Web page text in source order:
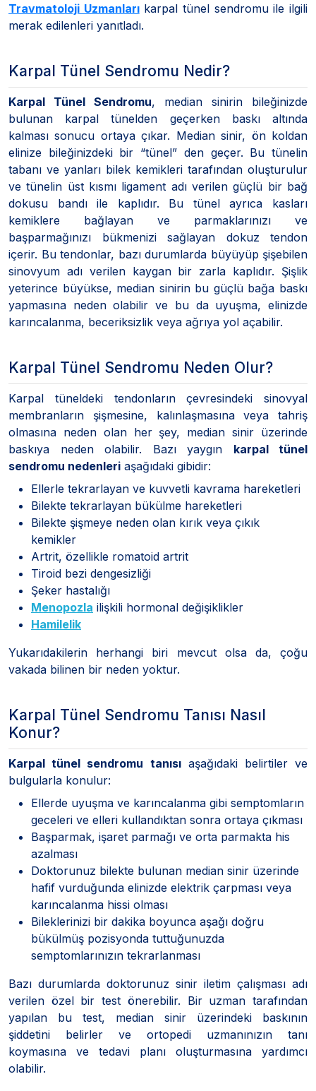
Travmatoloji Uzmanlarıkarpal tünel sendromu ile ilgili
merak edilenleri yanıtladı.
Karpal Tünel Sendromu Nedir?
Karpal Tünel Sendromu, median sinirin bileğinizde
bulunan karpal tünelden geçerken baskı altında
kalması sonucu ortaya çıkar. Median sinir, ön koldan
elinize bileğinizdeki bir “tünel” den geçer. Bu tünelin
tabanı ve yanları bilek kemikleri tarafından oluşturulur
ve tünelin üst kısmı ligament adı verilen güçlü bir bağ
dokusu bandı ile kaplıdır. Bu tünel ayrıca kasları
kemiklere bağlayan ve parmaklarınızı ve
başparmağınızı bükmenizi sağlayan dokuz tendon
içerir. Bu tendonlar, bazı durumlarda büyüyüp şişebilen
sinovyum adı verilen kaygan bir zarla kaplıdır. Şişlik
yeterince büyükse, median sinirin bu güçlü bağa baskı
yapmasına neden olabilir ve bu da uyuşma, elinizde
karıncalanma, beceriksizlik veya ağrıya yol açabilir.
Karpal Tünel Sendromu Neden Olur?
Karpal tüneldeki tendonların çevresindeki sinovyal
membranların şişmesine, kalınlaşmasına veya tahriş
olmasına neden olan her şey, median sinir üzerinde
baskıya neden olabilir. Bazı yaygın karpal tünel
sendromu nedenleri aşağıdaki gibidir:
Ellerle tekrarlayan ve kuvvetli kavrama hareketleri
Bilekte tekrarlayan bükülme hareketleri
Bilekte şişmeye neden olan kırık veya çıkık
kemikler
Artrit, özellikle romatoid artrit
Tiroid bezi dengesizliği
Şeker hastalığı
Menopozla ilişkili hormonal değişiklikler
Hamilelik
Yukarıdakilerin herhangi biri mevcut olsa da, çoğu
vakada bilinen bir neden yoktur.
Karpal Tünel Sendromu Tanısı Nasıl
Konur?
Karpal tünel sendromu tanısıaşağıdaki belirtiler ve
bulgularla konulur:
Ellerde uyuşma ve karıncalanma gibi semptomların
geceleri ve elleri kullandıktan sonra ortaya çıkması
Başparmak, işaret parmağı ve orta parmakta his
azalması
Doktorunuz bilekte bulunan median sinir üzerinde
hafif vurduğunda elinizde elektrik çarpması veya
karıncalanma hissi olması
Bileklerinizi bir dakika boyunca aşağı doğru
bükülmüş pozisyonda tuttuğunuzda
semptomlarınızın tekrarlanması
Bazı durumlarda doktorunuz sinir iletim çalışması adı
verilen özel bir test önerebilir. Bir uzman tarafından
yapılan bu test, median sinir üzerindeki baskının
şiddetini belirler ve ortopedi uzmanınızın tanı
koymasına ve tedavi planı oluşturmasına yardımcı
olabilir.